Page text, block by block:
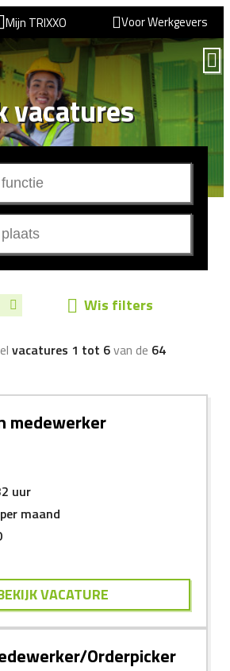
Mijn TRIXXO Voor Werkgevers
vacatures
Wis filters
vacatures 1 tot 6van de 64
medewerker
uur
per maand
VACATURE
Orderpicker